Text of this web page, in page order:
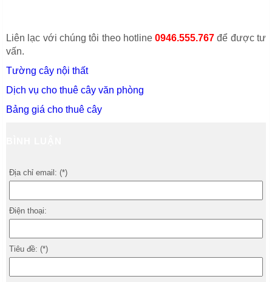
Liên lạc với chúng tôi theo hotline0946.555.767 để được tư
vấn.
Tường cây nội thất
Dịch vụ cho thuê cây văn phòng
Bảng giá cho thuê cây
Địa chỉ email: (*)
Điện thoại:
Tiêu đề: (*)